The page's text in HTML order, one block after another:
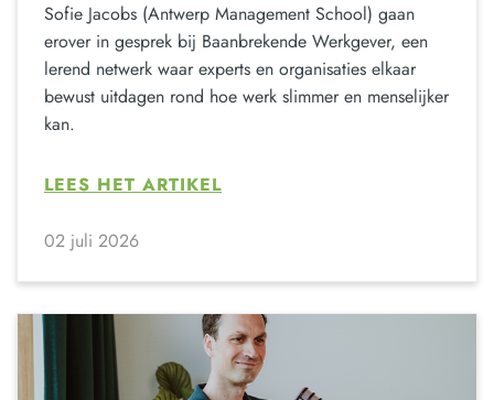
Sofie Jacobs (Antwerp Management School) gaan
erover in gesprek bij Baanbrekende Werkgever, een
lerend netwerk waar experts en organisaties elkaar
bewust uitdagen rond hoe werk slimmer en menselijker
kan.
LEES HET ARTIKEL
02 juli 2026